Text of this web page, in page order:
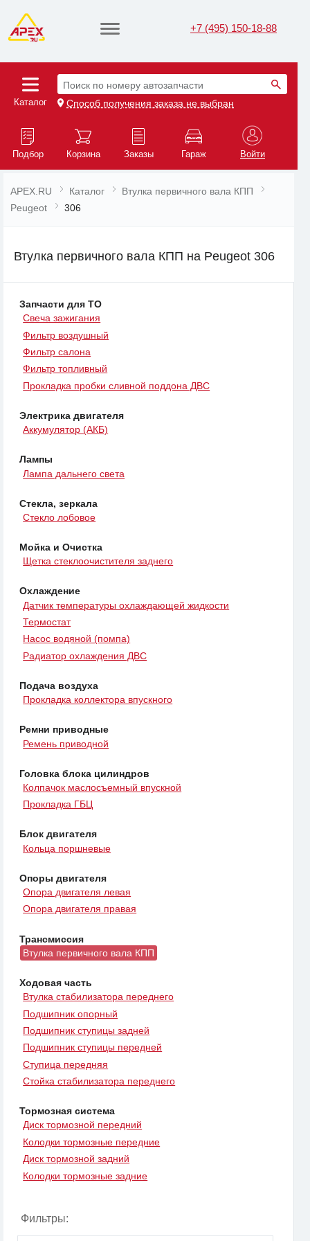
+7 (495) 150-18-88
Каталог
Поиск по номеру автозапчасти
Способ получения заказа не выбран
Подбор Корзина Заказы Гараж Войти
APEX.RU Каталог
Втулка первичного вала КПП
Peugeot
306
Втулка первичного вала КПП на Peugeot 306
Запчасти для ТО
Свеча зажигания
Фильтр воздушный
Фильтр салона
Фильтр топливный
Прокладка пробки сливной поддона ДВС
Электрика двигателя
Аккумулятор (АКБ)
Лампы
Лампа дальнего света
Стекла, зеркала
Стекло лобовое
Мойка и Очистка
Щетка стеклоочистителя заднего
Охлаждение
Датчик температуры охлаждающей жидкости
Термостат
Насос водяной (помпа)
Радиатор охлаждения ДВС
Подача воздуха
Прокладка коллектора впускного
Ремни приводные
Ремень приводной
Головка блока цилиндров
Колпачок маслосъемный впускной
Прокладка ГБЦ
Блок двигателя
Кольца поршневые
Опоры двигателя
Опора двигателя левая
Опора двигателя правая
Трансмиссия
Втулка первичного вала КПП
Ходовая часть
Втулка стабилизатора переднего
Подшипник опорный
Подшипник ступицы задней
Подшипник ступицы передней
Ступица передняя
Стойка стабилизатора переднего
Тормозная система
Диск тормозной передний
Колодки тормозные передние
Диск тормозной задний
Колодки тормозные задние
Фильтры: